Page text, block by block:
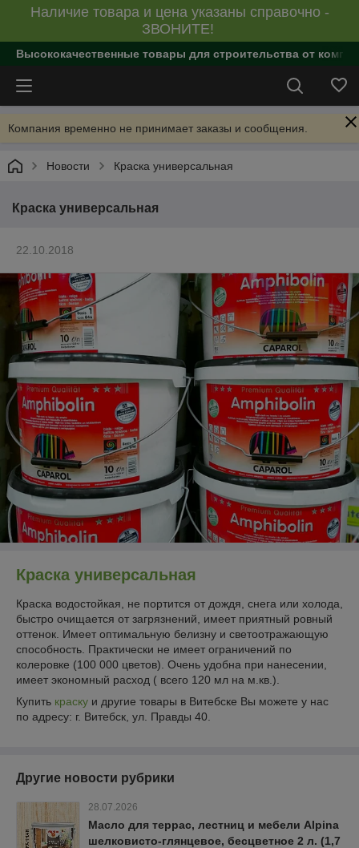
Наличие товара и цена указаны справочно -
ЗВОНИТЕ!
Высококачественные товары для строительства от
Компания временно не принимает заказы и сообщения.
Новости Краска универсальная
Краска универсальная
22.10.2018
Краска универсальная
Краска водостойкая, не портится от дождя, снега или холода,
быстро очищается от загрязнений, имеет приятный ровный
оттенок. Имеет оптимальную белизну и светоотражающую
способность. Практически не имеет ограничений по
колеровке (100 000 цветов). Очень удобна при нанесении,
имеет экономный расход ( всего 120 мл на м.кв.).
Купить краску и другие товары в Витебске Вы можете у нас
по адресу: г. Витебск, ул. Правды 40.
Другие новости рубрики
28.07.2026
Масло для террас, лестниц и мебели Alpina
шелковисто-глянцевое, бесцветное 2 л. (1,7